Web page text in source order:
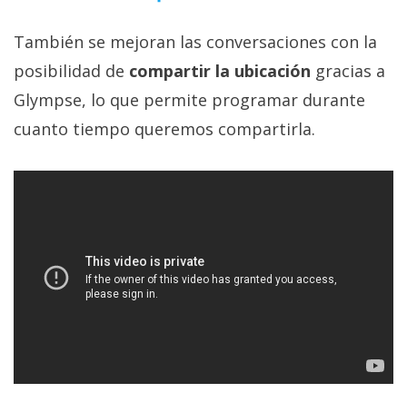
También se mejoran las conversaciones con la
posibilidad de compartir la ubicación gracias a
Glympse, lo que permite programar durante
cuanto tiempo queremos compartirla.